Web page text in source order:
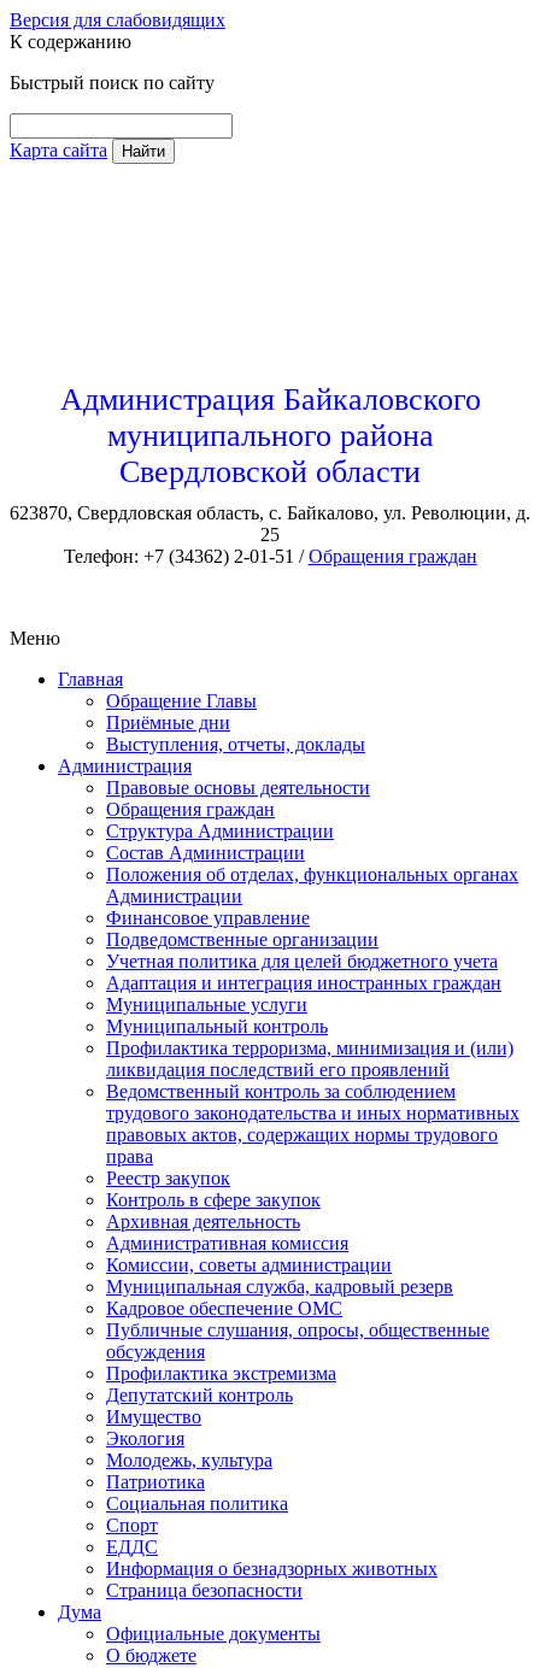
Версия для слабовидящих
К содержанию
Быстрый поиск по сайту
Карта сайта Найти
Администрация Байкаловского
муниципального района
Свердловской области
623870, Свердловская область, с. Байкалово, ул. Революции, д.
25
Телефон: +7 (34362) 2-01-51 /Обращения граждан
Меню
Главная
Обращение Главы
Приёмные дни
Выступления, отчеты, доклады
Администрация
Правовые основы деятельности
Обращения граждан
Структура Администрации
Состав Администрации
Положения об отделах, функциональных органах
Администрации
Финансовое управление
Подведомственные организации
Учетная политика для целей бюджетного учета
Адаптация и интеграция иностранных граждан
Муниципальные услуги
Муниципальный контроль
Профилактика терроризма, минимизация и (или)
ликвидация последствий его проявлений
Ведомственный контроль за соблюдением
трудового законодательства и иных нормативных
правовых актов, содержащих нормы трудового
права
Реестр закупок
Контроль в сфере закупок
Архивная деятельность
Административная комиссия
Комиссии, советы администрации
Муниципальная служба, кадровый резерв
Кадровое обеспечение ОМС
Публичные слушания, опросы, общественные
обсуждения
Профилактика экстремизма
Депутатский контроль
Имущество
Экология
Молодежь, культура
Патриотика
Социальная политика
Спорт
ЕДДС
Информация о безнадзорных животных
Страница безопасности
Дума
Официальные документы
О бюджете